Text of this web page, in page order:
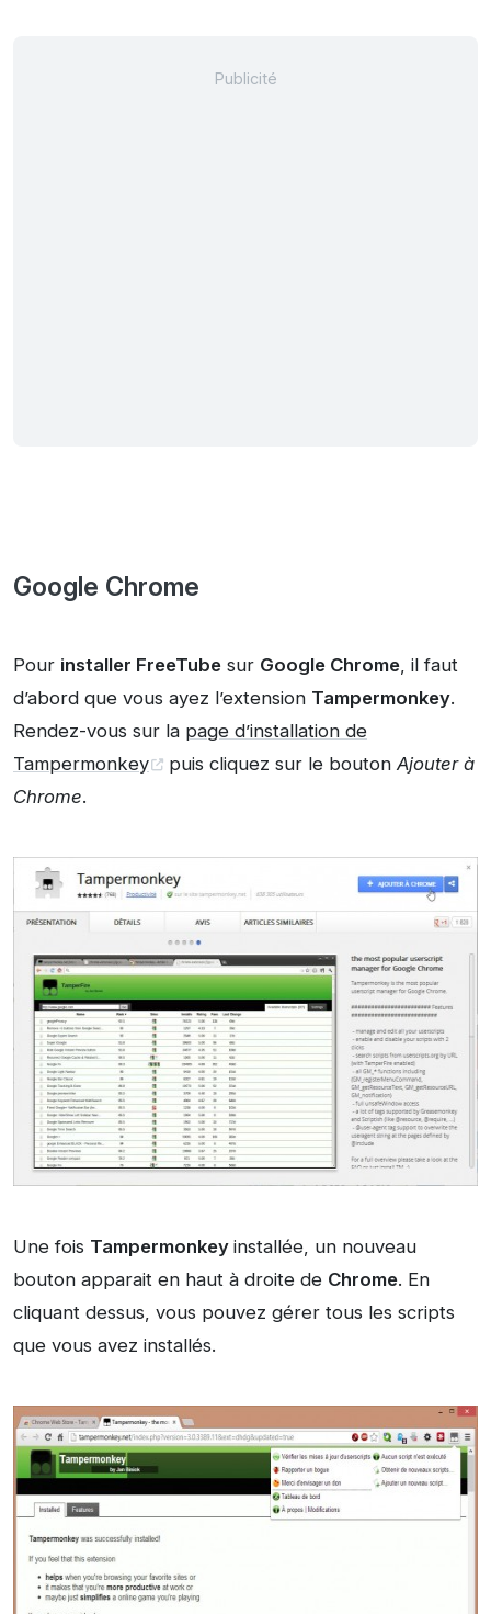
Google Chrome
Pour installer FreeTube sur Google Chrome, il faut
d’abord que vous ayez l’extension Tampermonkey.
Rendez-vous sur la page d’installation de
Tampermonkey
puis cliquez sur le boutonAjouter à
Chrome.
Une fois Tampermonkey installée, un nouveau
bouton apparait en haut à droite de Chrome. En
cliquant dessus, vous pouvez gérer tous les scripts
que vous avez installés.